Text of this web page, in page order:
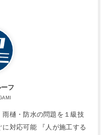
フ
樋・防水の問題を１級技
対応可能 『人が施工する